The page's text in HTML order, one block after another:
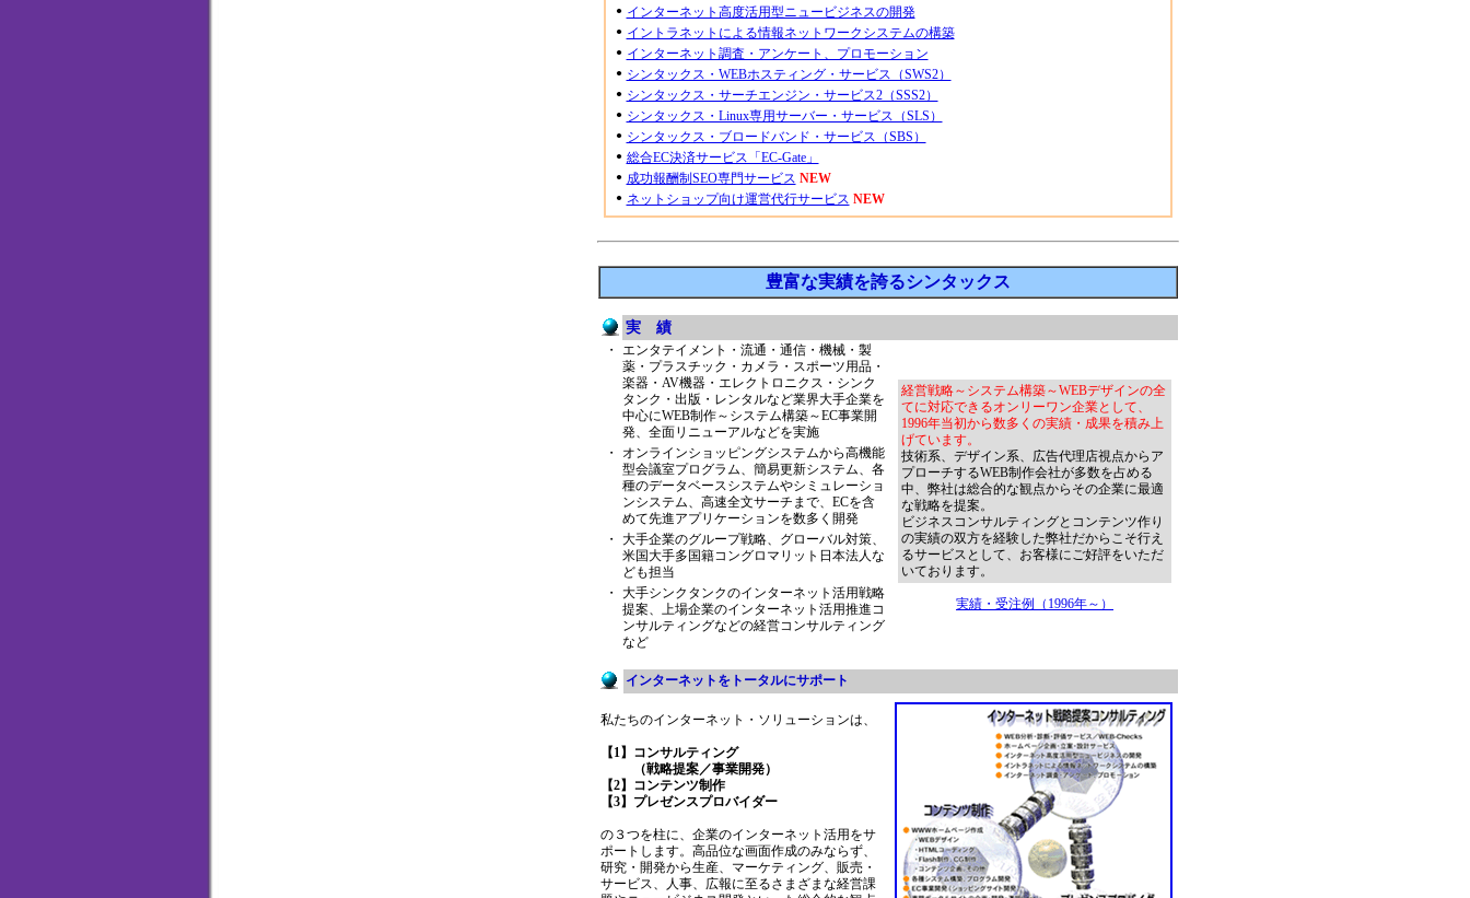
● インターネット高度活用型ニュービジネスの開発
● イントラネットによる情報ネットワークシステムの構築
● インターネット調査・アンケート、プロモーション
● シンタックス・WEBホスティング・サービス（SWS2）
● シンタックス・サーチエンジン・サービス2（SSS2）
● シンタックス・Linux専用サーバー・サービス（SLS）
● シンタックス・ブロードバンド・サービス（SBS）
● 総合EC決済サービス「EC-Gate」
● 成功報酬制SEO専門サービス NEW
● ネットショップ向け運営代行サービス NEW
豊富な実績を誇るシンタックス
実 績
・
エンタテイメント・流通・通信・機械・製
薬・プラスチック・カメラ・スポーツ用品・
楽器・AV機器・エレクトロニクス・シンク
タンク・出版・レンタルなど業界大手企業を
中心にWEB制作～システム構築～EC事業開
発、全面リニューアルなどを実施
・
オンラインショッピングシステムから高機能
型会議室プログラム、簡易更新システム、各
種のデータベースシステムやシミュレーショ
ンシステム、高速全文サーチまで、ECを含
めて先進アプリケーションを数多く開発
・
大手企業のグループ戦略、グローバル対策、
米国大手多国籍コングロマリット日本法人な
ども担当
・
大手シンクタンクのインターネット活用戦略
提案、上場企業のインターネット活用推進コ
ンサルティングなどの経営コンサルティング
など
経営戦略～システム構築～WEBデザインの全
てに対応できるオンリーワン企業として、
1996年当初から数多くの実績・成果を積み上
げています。
技術系、デザイン系、広告代理店視点からア
プローチするWEB制作会社が多数を占める
中、弊社は総合的な観点からその企業に最適
な戦略を提案。
ビジネスコンサルティングとコンテンツ作り
の実績の双方を経験した弊社だからこそ行え
るサービスとして、お客様にご好評をいただ
いております。
実績・受注例（1996年～）
インターネットをトータルにサポート
私たちのインターネット・ソリューションは、
【1】
コンサルティング
（戦略提案／事業開発）
【2】
コンテンツ制作
【3】
プレゼンスプロバイダー
の３つを柱に、企業のインターネット活用をサ
ポートします。高品位な画面作成のみならず、
研究・開発から生産、マーケティング、販売・
サービス、人事、広報に至るさまざまな経営課